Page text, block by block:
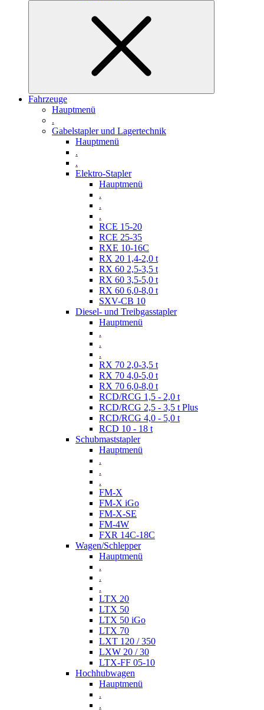
Fahrzeuge
Hauptmenü
.
Gabelstapler und Lagertechnik
Hauptmenü
.
.
Elektro-Stapler
Hauptmenü
.
.
.
RCE 15-20
RCE 25-35
RXE 10-16C
RX 20 1,4-2,0 t
RX 60 2,5-3,5 t
RX 60 3,5-5,0 t
RX 60 6,0-8,0 t
SXV-CB 10
Diesel- und Treibgasstapler
Hauptmenü
.
.
.
RX 70 2,0-3,5 t
RX 70 4,0-5,0 t
RX 70 6,0-8,0 t
RCD/RCG 1,5 - 2,0 t
RCD/RCG 2,5 - 3,5 t Plus
RCD/RCG 4,0 - 5,0 t
RCD 10 - 18 t
Schubmaststapler
Hauptmenü
.
.
.
FM-X
FM-X iGo
FM-X-SE
FM-4W
FXR 14C-18C
Wagen/Schlepper
Hauptmenü
.
.
.
LTX 20
LTX 50
LTX 50 iGo
LTX 70
LXT 120 / 350
LXW 20 / 30
LTX-FF 05-10
Hochhubwagen
Hauptmenü
.
.